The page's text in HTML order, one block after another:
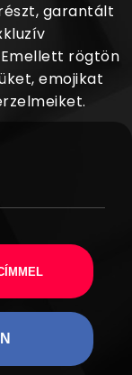
garantált
rögtön
emojikat